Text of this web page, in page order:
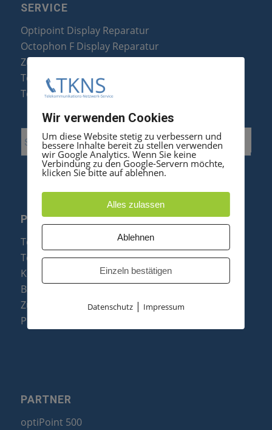
SERVICE
Optipoint Display Reparatur
Octophon F Display Reparatur
Zubehör & Ersatzteile
Telefonanlagen Optimierung
Telefonanlagen Erweiterung
PRODUKTE
Telefonanlagen
Telefone
Konftel Konferenztelefone
Baugruppen
Zubehör & Ersatzteile
Produktzusammenfassung
PARTNER
optiPoint 500
Wir verwenden Cookies
Um diese Website stetig zu verbessern und
bessere Inhalte bereit zu stellen verwenden
wir Google Analytics. Wenn Sie keine
Verbindung zu den Google-Servern möchte,
klicken Sie bitte auf ablehnen.
Alles zulassen
Ablehnen
Einzeln bestätigen
Datenschutz| Impressum